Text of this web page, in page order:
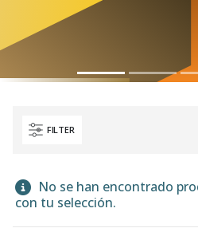
FILTER
No se han encontrado
con tu selección.